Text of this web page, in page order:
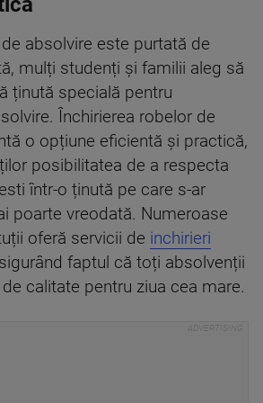
absolvire este purtată de
mulți studenți și familii aleg să
ținută specială pentru
Închirierea robelor de
o opțiune eficientă și practică,
posibilitatea de a respecta
într-o ținută pe care s-ar
poarte vreodată. Numeroase
oferă servicii de inchirieri
faptul că toți absolvenții
calitate pentru ziua cea mare.